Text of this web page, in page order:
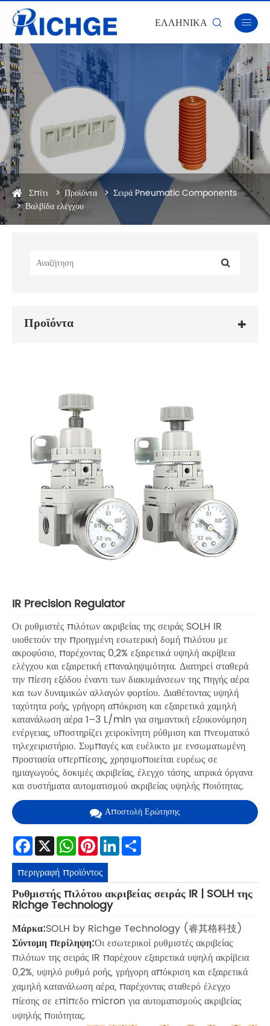
ΕΛΛΗΝΙΚΆ  
Σπίτι Προϊόντα
Σειρά Pneumatic Components
Βαλβίδα ελέγχου
Προϊόντα
IR Precision Regulator
Οι ρυθμιστές πιλότων ακριβείας της σειράς SOLH IR
υιοθετούν την προηγμένη εσωτερική δομή πιλότου με
ακροφύσιο, παρέχοντας 0,2% εξαιρετικά υψηλή ακρίβεια
ελέγχου και εξαιρετική επαναληψιμότητα. Διατηρεί σταθερά
την πίεση εξόδου έναντι των διακυμάνσεων της πηγής αέρα
και των δυναμικών αλλαγών φορτίου. Διαθέτοντας υψηλή
ταχύτητα ροής, γρήγορη απόκριση και εξαιρετικά χαμηλή
κατανάλωση αέρα 1–3 L/min για σημαντική εξοικονόμηση
ενέργειας, υποστηρίζει χειροκίνητη ρύθμιση και πνευματικό
τηλεχειριστήριο. Συμπαγές και ευέλικτο με ενσωματωμένη
προστασία υπερπίεσης, χρησιμοποιείται ευρέως σε
ημιαγωγούς, δοκιμές ακριβείας, έλεγχο τάσης, ιατρικά όργανα
και συστήματα αυτοματισμού ακριβείας υψηλής ποιότητας.
Αποστολή Ερώτησης
Facebook
X WhatsApp
Pinterest
LinkedIn
περιγραφή προϊόντος
Ρυθμιστής πιλότου ακριβείας σειράς IR | SOLH της
Richge Technology
Μάρκα:SOLH by Richge Technology (睿其格科技)
Σύντομη περίληψη:Οι εσωτερικοί ρυθμιστές ακριβείας
πιλότων της σειράς IR παρέχουν εξαιρετικά υψηλή ακρίβεια
0,2%, υψηλό ρυθμό ροής, γρήγορη απόκριση και εξαιρετικά
χαμηλή κατανάλωση αέρα, παρέχοντας σταθερό έλεγχο
πίεσης σε επίπεδο micron για αυτοματισμούς ακριβείας
υψηλής ποιότητας.